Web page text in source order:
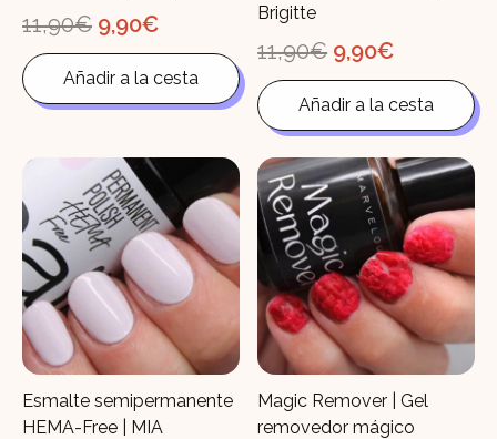
11,90€ El
precio
original
era:
11,90€.
9,90€El
actual
es:
9,90€.
Añadir a la cesta
Brigitte
11,90€ El
precio
original
era:
11,90€.
9,90€El
actual
es:
9,90€.
Añadir a la cesta
Esmalte semipermanente
HEMA-Free | MIA
Magic Remover | Gel
removedor mágico